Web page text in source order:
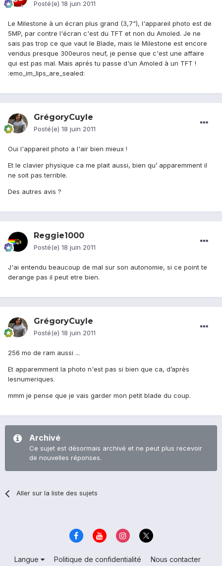
Posté(e) 18 juin 2011
Le Milestone à un écran plus grand (3,7"), l'appareil photo est de
5MP, par contre l'écran c'est du TFT et non du Amoled. Je ne
sais pas trop ce que vaut le Blade, mais le Milestone est encore
vendus presque 300euros neuf, je pense que c'est une affaire
qui est pas mal. Mais aprés tu passe d'un Amoled à un TFT !
:emo_im_lips_are_sealed:
GrégoryCuyle
Posté(e) 18 juin 2011
Oui l'appareil photo a l'air bien mieux !
Et le clavier physique ca me plait aussi, bien qu’ apparemment il
ne soit pas terrible.
Des autres avis ?
Reggie1000
Posté(e) 18 juin 2011
J'ai entendu beaucoup de mal sur son autonomie, si ce point te
derange pas il peut etre bien.
GrégoryCuyle
Posté(e) 18 juin 2011
256 mo de ram aussi ...
Et apparemment la photo n'est pas si bien que ca, d’après
lesnumeriques.
mmm je pense que je vais garder mon petit blade du coup.
Archivé
Ce sujet est désormais archivé et ne peut plus recevoir
de nouvelles réponses.
Aller sur la liste des sujets
Langue Politique de confidentialité
Nous contacter